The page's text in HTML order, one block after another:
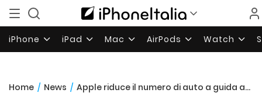
iPhone iPad Mac AirPods Watch
Home / News / Apple riduce il numero di auto a guida autonoma in circolazione in California